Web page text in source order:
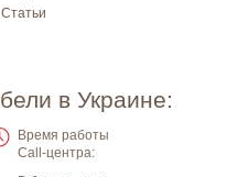
Статьи
в Украине:
Время работы
Call-центра: